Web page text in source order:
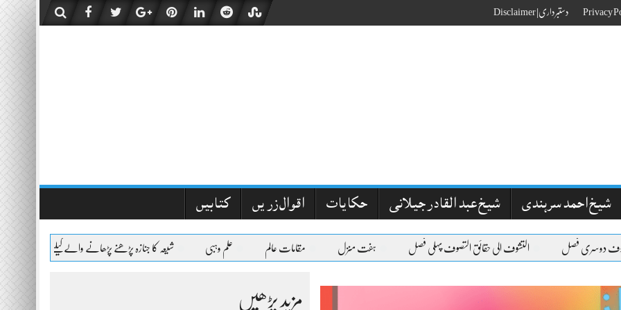
دستبرداری| Disclaimer
شیخ احمد سرہندی شیخ عبد القادر جیلانی حکایات اقوال زریں کتابیں
فصل التشوف الی حقائق التصوف پہلی فصل ہفت منزل مقامات عالم علم وہبی شیعہ کا جنازہ پڑھنے پڑھانے والےکیلئے اعلیٰحضرت کا فتویٰ
مزید پڑھیں